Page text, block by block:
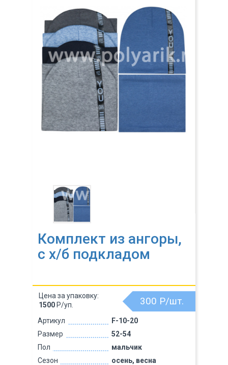
Комплект из ангоры,
c х/б подкладом
Артикул
F-10-20
Размер
52-54
Пол
мальчик
Сезон
осень, весна
300 Р/шт.
Цена за упаковку:
1500 Р/уп.